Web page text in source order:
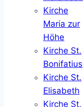
Kirche
Maria zur
Höhe
Kirche St.
Bonifatius
Kirche St.
Elisabeth
Kirche St.